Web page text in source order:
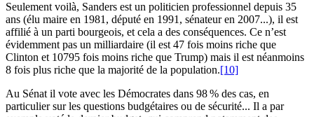
Seulement voilà, Sanders est un politicien professionnel depuis 35
ans (élu maire en 1981, député en 1991, sénateur en 2007...), il est
affilié à un parti bourgeois, et cela a des conséquences. Ce n’est
évidemment pas un milliardaire (il est 47 fois moins riche que
Clinton et 10795 fois moins riche que Trump) mais il est néanmoins
8 fois plus riche que la majorité de la population.[10]
Au Sénat il vote avec les Démocrates dans 98 % des cas, en
particulier sur les questions budgétaires ou de sécurité... Il a par